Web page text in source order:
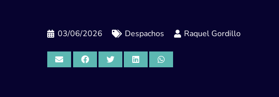
03/06/2026 Despachos Raquel Gordillo